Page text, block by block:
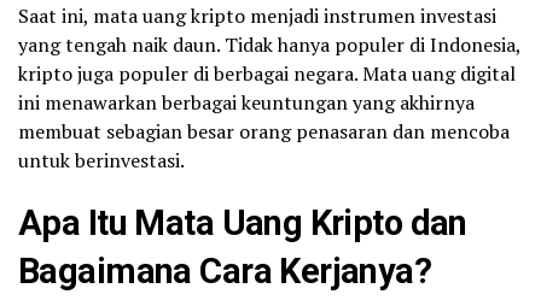
Saat ini, mata uang kripto menjadi instrumen investasi
yang tengah naik daun. Tidak hanya populer di Indonesia,
kripto juga populer di berbagai negara. Mata uang digital
ini menawarkan berbagai keuntungan yang akhirnya
membuat sebagian besar orang penasaran dan mencoba
untuk berinvestasi.
Apa Itu Mata Uang Kripto dan
Bagaimana Cara Kerjanya?